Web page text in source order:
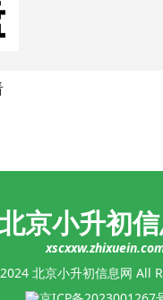
京小升初
北京小升初信息网 All